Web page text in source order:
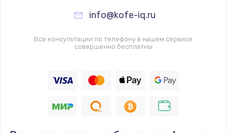
info@kofe-iq.ru
Все консультации по телефону в нашем сервисе
совершенно бесплатны